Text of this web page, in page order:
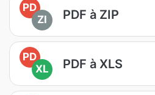
PD
ZI
PDF à ZIP
PD
XL
PDF à XLS